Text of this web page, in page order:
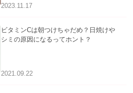
2023.11.17
ビタミンCは朝つけちゃだめ？日焼けや
シミの原因になるってホント？
2021.09.22